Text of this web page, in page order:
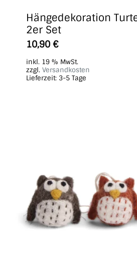
Hängedekoration
2er Set
10,90 €
inkl. 19 % MwSt.
zzgl. Versandkosten
Lieferzeit: 3-5 Tage